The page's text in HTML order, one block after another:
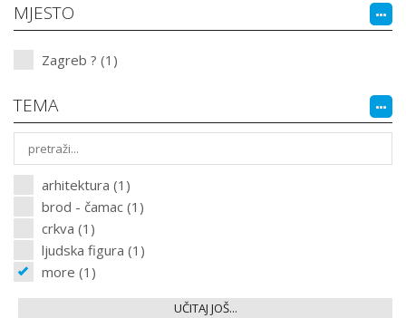
MJESTO
Zagreb ? (1)
TEMA
arhitektura (1)
brod - čamac (1)
crkva (1)
ljudska figura (1)
more (1)
UČITAJ JOŠ...